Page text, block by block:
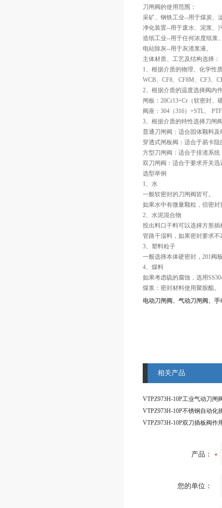
刀闸阀的使用范围：
采矿、钢铁工业--用于煤炭、
净化装置--用于废水、泥浆、
造纸工业--用于任何浓度纸浆
电站除灰--用于灰渣浆液。
主体材质、工艺及结构选择：
1、根据介质的物理、化学性
WCB、CF8、CF8M、CF3、
2、根据介质的温度选择阀内
闸板：20Cr13+Cr（软密封、
阀座：304（316）+STL、
3、根据介质的特性选择刀闸
普通刀闸阀：适合固体颗料
穿透式闸板阀：适合于易卡
方型刀闸阀：适合于排渣系统
双刀闸阀：适合于要求开关
选型举例
1、水
一般软密封的刀闸阀皆可。
如果水中有微量颗粒，但密
2、水泥混合物
投出料口干料可以选择方形
管路干湿料，如果密封要求
3、塑料粒子
一般选择本体硬密封，201阀
4、煤料
如果考虑硫的腐蚀，选用
煤浆：密封材料使用聚胺酯。
电动刀闸阀、气动刀闸阀、
相关产品
产品：
您的单位：